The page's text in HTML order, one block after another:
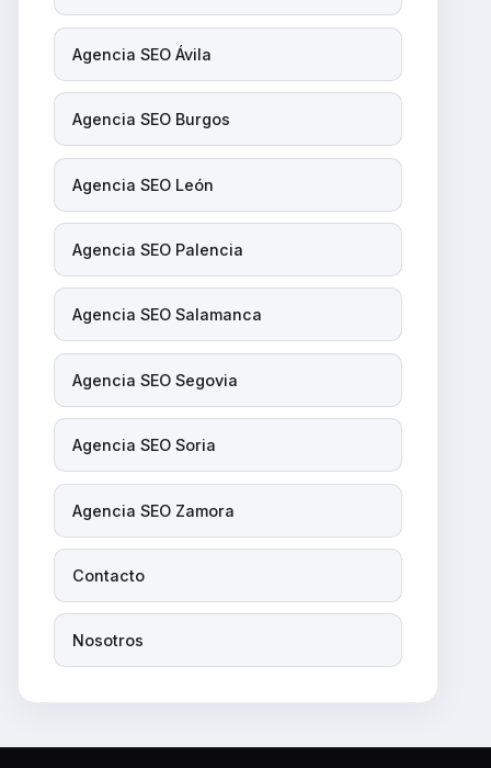
Agencia SEO Ávila
Agencia SEO Burgos
Agencia SEO León
Agencia SEO Palencia
Agencia SEO Salamanca
Agencia SEO Segovia
Agencia SEO Soria
Agencia SEO Zamora
Contacto
Nosotros